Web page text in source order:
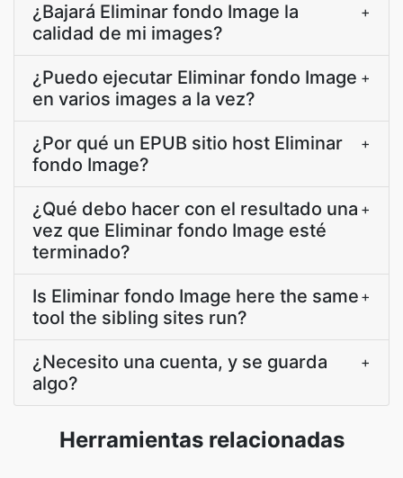
¿Bajará Eliminar fondo Image la
calidad de mi images?
+
¿Puedo ejecutar Eliminar fondo Image
en varios images a la vez?
+
¿Por qué un EPUB sitio host Eliminar
fondo Image?
+
¿Qué debo hacer con el resultado una
vez que Eliminar fondo Image esté
terminado?
+
Is Eliminar fondo Image here the same
tool the sibling sites run?
+
¿Necesito una cuenta, y se guarda
algo?
+
Herramientas relacionadas